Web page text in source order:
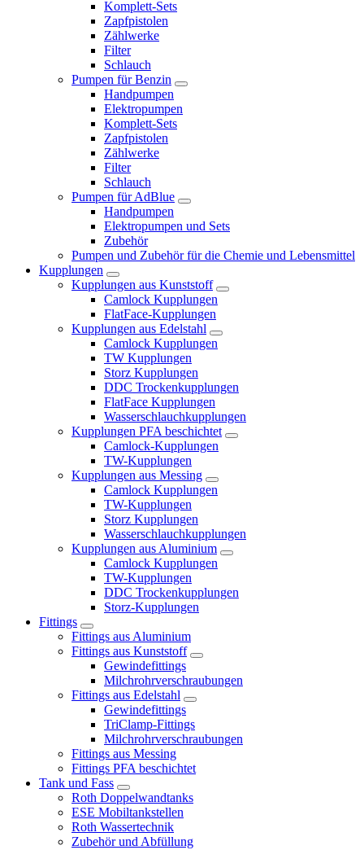
Komplett-Sets
Zapfpistolen
Zählwerke
Filter
Schlauch
Pumpen für Benzin
Handpumpen
Elektropumpen
Komplett-Sets
Zapfpistolen
Zählwerke
Filter
Schlauch
Pumpen für AdBlue
Handpumpen
Elektropumpen und Sets
Zubehör
Pumpen und Zubehör für die Chemie und Lebensmittel
Kupplungen
Kupplungen aus Kunststoff
Camlock Kupplungen
FlatFace-Kupplungen
Kupplungen aus Edelstahl
Camlock Kupplungen
TW Kupplungen
Storz Kupplungen
DDC Trockenkupplungen
FlatFace Kupplungen
Wasserschlauchkupplungen
Kupplungen PFA beschichtet
Camlock-Kupplungen
TW-Kupplungen
Kupplungen aus Messing
Camlock Kupplungen
TW-Kupplungen
Storz Kupplungen
Wasserschlauchkupplungen
Kupplungen aus Aluminium
Camlock Kupplungen
TW-Kupplungen
DDC Trockenkupplungen
Storz-Kupplungen
Fittings
Fittings aus Aluminium
Fittings aus Kunststoff
Gewindefittings
Milchrohrverschraubungen
Fittings aus Edelstahl
Gewindefittings
TriClamp-Fittings
Milchrohrverschraubungen
Fittings aus Messing
Fittings PFA beschichtet
Tank und Fass
Roth Doppelwandtanks
ESE Mobiltankstellen
Roth Wassertechnik
Zubehör und Abfüllung